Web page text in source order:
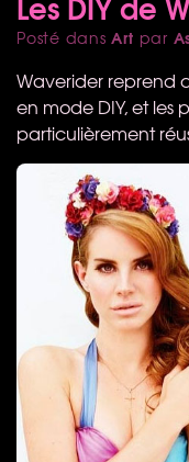
Posté dansArt par
Waverider reprend
en mode DIY, et les
particulièrement